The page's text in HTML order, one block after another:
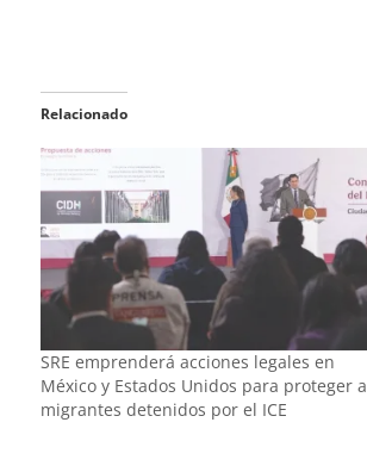
Relacionado
SRE emprenderá acciones legales en
México y Estados Unidos para proteger a
migrantes detenidos por el ICE